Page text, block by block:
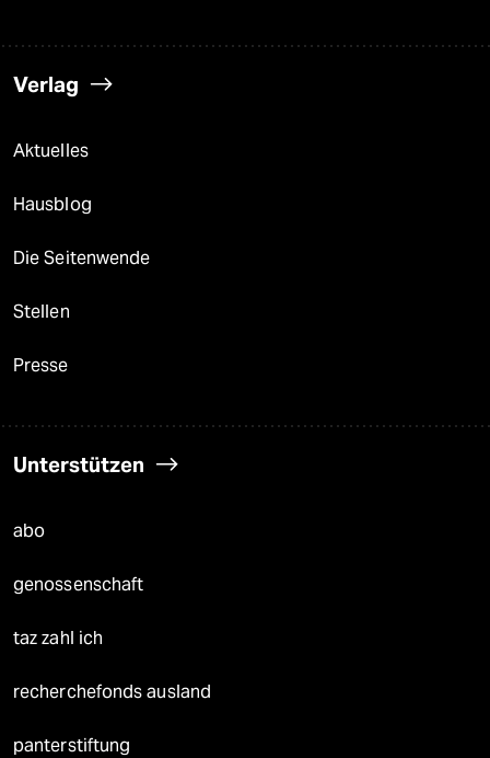
Verlag
Aktuelles
Hausblog
Die Seitenwende
Stellen
Presse
Unterstützen
abo
genossenschaft
taz zahl ich
recherchefonds ausland
panterstiftung